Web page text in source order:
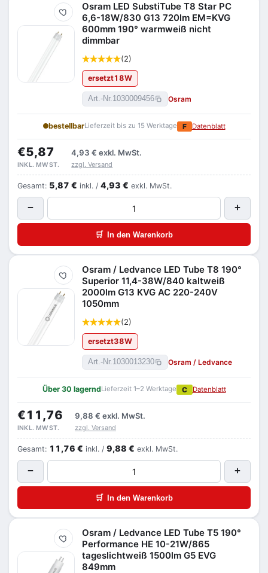
Merken
Osram LED SubstiTube T8 Star PC
6,6-18W/830 G13 720lm EM=KVG
600mm 190° warmweiß nicht
dimmbar
(2)
ersetzt18W
Art.-Nr.1030009456 Osram
bestellbarLieferzeit bis zu 15 Werktage F Datenblatt
€5,87 4,93 € exkl. MwSt.
INKL. MWST. zzgl. Versand
Gesamt: 5,87 € inkl. / 4,93 € exkl. MwSt.
− +
🛒 In den Warenkorb
Merken
Osram / Ledvance LED Tube T8 190°
Superior 11,4-38W/840 kaltweiß
2000lm G13 KVG AC 220-240V
1050mm
(2)
ersetzt38W
Art.-Nr.1030013230 Osram / Ledvance
Über 30 lagerndLieferzeit 1–2 Werktage C Datenblatt
€11,76 9,88 € exkl. MwSt.
INKL. MWST. zzgl. Versand
Gesamt: 11,76 € inkl. / 9,88 € exkl. MwSt.
− +
🛒 In den Warenkorb
Merken
Osram / Ledvance LED Tube T5 190°
Performance HE 10-21W/865
tageslichtweiß 1500lm G5 EVG
849mm